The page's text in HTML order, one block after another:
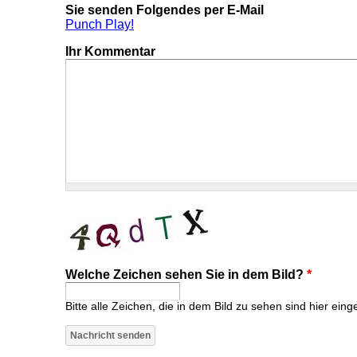
Sie senden Folgendes per E-Mail
Punch Play!
Ihr Kommentar
Welche Zeichen sehen Sie in dem Bild? *
Bitte alle Zeichen, die in dem Bild zu sehen sind hier